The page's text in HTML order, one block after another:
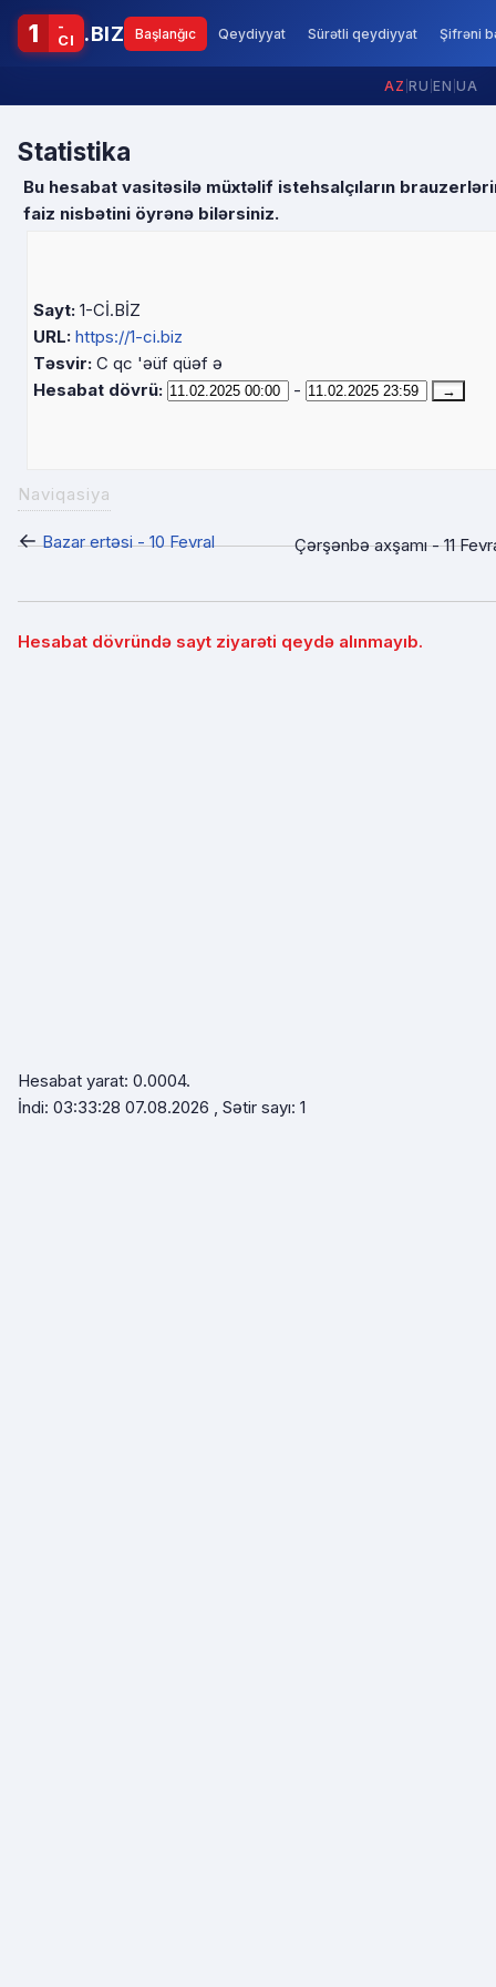
1
-
CI
.BIZ Başlanğıc Qeydiyyat Sürətli qeydiyyat Şifrəni
AZ RU EN UA
Statistika
Bu hesabat vasitəsilə müxtəlif istehsalçıların
faiz nisbətini öyrənə bilərsiniz.
Sayt: 1-Cİ.BİZ
URL: https://1-ci.biz
Təsvir: C qc 'əüf qüəf ə
Hesabat dövrü:
-
Naviqasiya
← Bazar ertəsi - 10 Fevral Çərşənbə axşamı - 11
Hesabat dövründə sayt ziyarəti qeydə alınmayıb.
Hesabat yarat: 0.0004.
İndi: 03:33:28 07.08.2026 , Sətir sayı: 1